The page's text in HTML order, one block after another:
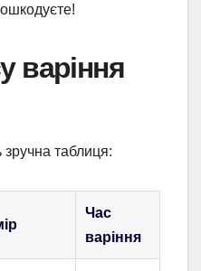
варіння
таблиця:
Час
варіння